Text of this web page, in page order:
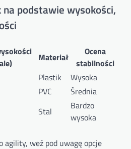
podstawie wysokości,
Materiał
Ocena
stabilności
Plastik
Wysoka
PVC
Średnia
Stal
Bardzo
wysoka
agility, weź pod uwagę opcje